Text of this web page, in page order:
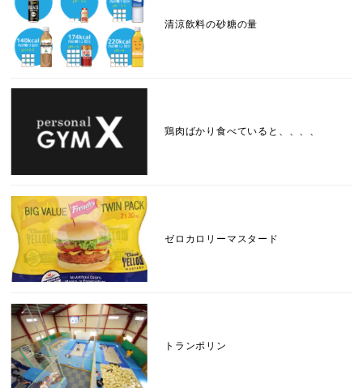
清涼飲料の砂糖の量
鶏肉ばかり食べていると、、、、
ゼロカロリーマスタード
トランポリン